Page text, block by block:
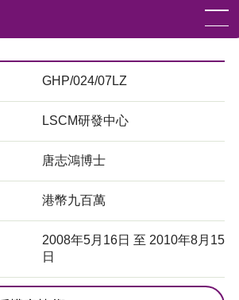
GHP/024/07LZ
LSCM研發中心
唐志鴻博士
港幣九百萬
2008年5月16日 至 2010年8月15
日